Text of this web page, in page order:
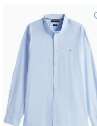
R2
Seidensticker
State of Art
Vanguard
Replay
Reset
Roy Robson
Seidensticker